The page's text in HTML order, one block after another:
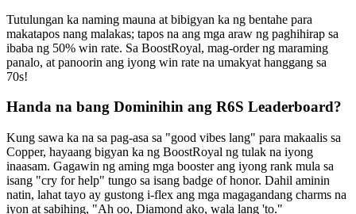
Tutulungan ka naming mauna at bibigyan ka ng bentahe para
makatapos nang malakas; tapos na ang mga araw ng paghihirap sa
ibaba ng 50% win rate. Sa BoostRoyal, mag-order ng maraming
panalo, at panoorin ang iyong win rate na umakyat hanggang sa
70s!
Handa na bang Dominihin ang R6S Leaderboard?
Kung sawa ka na sa pag-asa sa "good vibes lang" para makaalis sa
Copper, hayaang bigyan ka ng BoostRoyal ng tulak na iyong
inaasam. Gagawin ng aming mga booster ang iyong rank mula sa
isang "cry for help" tungo sa isang badge of honor. Dahil aminin
natin, lahat tayo ay gustong i-flex ang mga magagandang charms na
iyon at sabihing, "Ah oo, Diamond ako, wala lang 'to."